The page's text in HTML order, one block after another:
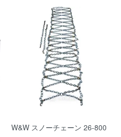
W&W スノーチェーン 26-800